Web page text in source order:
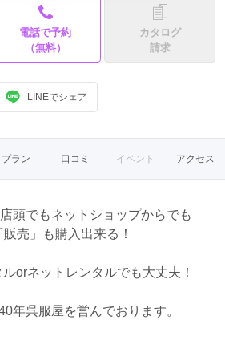
電話で予約
（無料）
カタログ
請求
LINEでシェア
プラン 口コミ イベント アクセス
頭でもネットショップからでも
売」も購入出来る！
orネットレンタルでも大丈夫！
年呉服屋を営んでおります。